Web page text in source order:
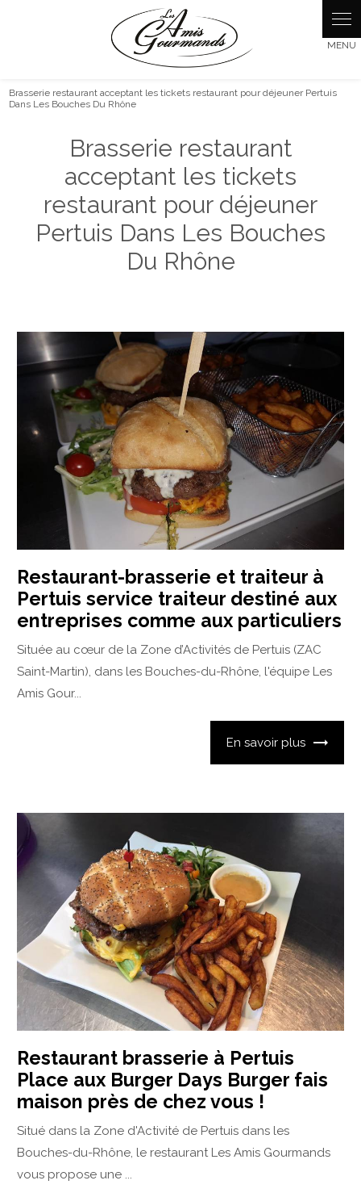
Brasserie restaurant acceptant les tickets restaurant pour déjeuner Pertuis
Dans Les Bouches Du Rhône
Brasserie restaurant
acceptant les tickets
restaurant pour déjeuner
Pertuis Dans Les Bouches
Du Rhône
Restaurant-brasserie et traiteur à
Pertuis service traiteur destiné aux
entreprises comme aux particuliers
Située au cœur de la Zone d’Activités de Pertuis (ZAC
Saint-Martin), dans les Bouches-du-Rhône, l'équipe Les
Amis Gour...
En savoir plus
Restaurant brasserie à Pertuis
Place aux Burger Days Burger fais
maison près de chez vous !
Situé dans la Zone d'Activité de Pertuis dans les
Bouches-du-Rhône, le restaurant Les Amis Gourmands
vous propose une ...
Panneau de gestion des cookies